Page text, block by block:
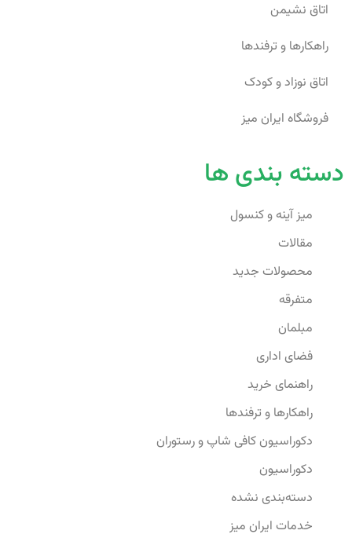
اتاق نشیمن
راهکارها و ترفندها
اتاق نوزاد و کودک
فروشگاه ایران میز
دسته بندی ها
میز آینه و کنسول
مقالات
محصولات جدید
متفرقه
مبلمان
فضای اداری
راهنمای خرید
راهکارها و ترفندها
دکوراسیون کافی شاپ و رستوران
دکوراسیون
دسته‌بندی نشده
خدمات ایران میز